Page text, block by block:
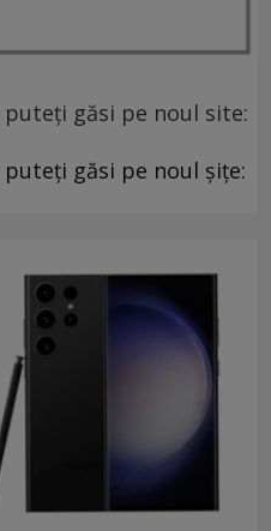
găsi pe noul site:
găsi pe noul șițe: